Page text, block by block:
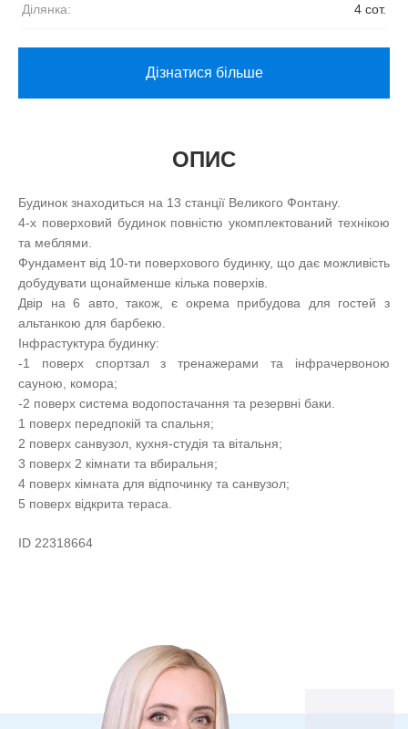
Ділянка: 4 сот.
Дізнатися більше
ОПИС
Будинок знаходиться на 13 станції Великого Фонтану.
4-х поверховий будинок повністю укомплектований технікою
та меблями.
Фундамент від 10-ти поверхового будинку, що дає можливість
добудувати щонайменше кілька поверхів.
Двір на 6 авто, також, є окрема прибудова для гостей з
альтанкою для барбекю.
Інфрастуктура будинку:
-1 поверх спортзал з тренажерами та інфрачервоною
сауною, комора;
-2 поверх система водопостачання та резервні баки.
1 поверх передпокій та спальня;
2 поверх санвузол, кухня-студія та вітальня;
3 поверх 2 кімнати та вбиральня;
4 поверх кімната для відпочинку та санвузол;
5 поверх відкрита тераса.
ID 22318664